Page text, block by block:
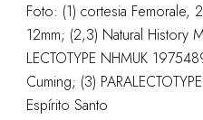
Foto: (1) cortesia Femorale,
12mm; (2,3) Natural History
LECTOTYPE NHMUK
Cuming; (3)
Espírito Santo